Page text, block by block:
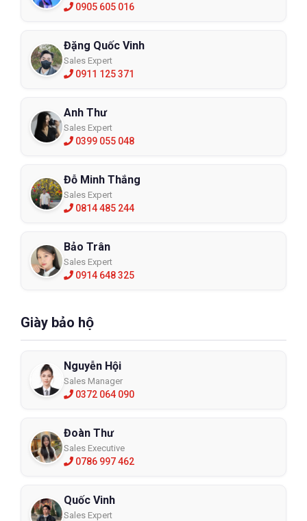
0905 605 016
Đặng Quốc Vinh
Sales Expert
0911 125 371
Anh Thư
Sales Expert
0399 055 048
Đỗ Minh Thắng
Sales Expert
0814 485 244
Bảo Trân
Sales Expert
0914 648 325
Giày bảo hộ
Nguyễn Hội
Sales Manager
0372 064 090
Đoàn Thư
Sales Executive
0786 997 462
Quốc Vinh
Sales Expert